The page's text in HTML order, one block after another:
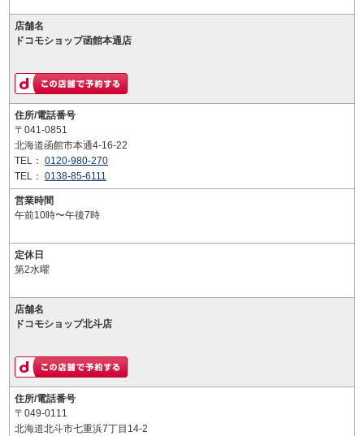
店舗名
ドコモショップ函館本通店
住所/電話番号
〒041-0851
北海道函館市本通4-16-22
TEL： 0120-980-270
TEL： 0138-85-6111
営業時間
午前10時〜午後7時
定休日
第2水曜
店舗名
ドコモショップ北斗店
住所/電話番号
〒049-0111
北海道北斗市七重浜7丁目14-2